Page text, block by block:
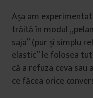
Așa am
trăită în modul
saja” (pur și simplu
elastic” le folosea
că a refuza ceva sau
ce făcea orice